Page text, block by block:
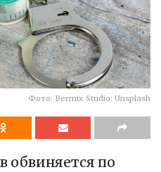
Фото: Bermix Studio: Unsplash
обвиняется по